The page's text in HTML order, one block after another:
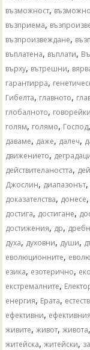
възможност,
възприема,
възпроизвеждане,
въплатена, въплати,
върху, вътрешни,
гарантирра,
Гибелта, главното,
глобалното, говорейки
голям, голямо, Господ,
даваме, даже, далеч,
движението,
действителаността,
Джослин, диапазонът,
доказателства, донесе,
достига, достигане,
достижения, др,
духа, духовни, души,
еволюционните,
езика, езотерично,
екстремалните,
енергия, Ерата,
ефективни, ефективния
живите,живот,живота
житейска,житейски, за